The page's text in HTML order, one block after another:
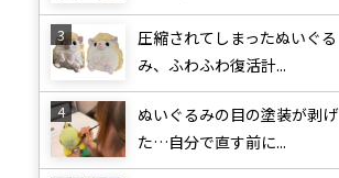
圧縮されてしまったぬいぐる
み、ふわふわ復活計...
ぬいぐるみの目の塗装が剥げ
た…自分で直す前に...